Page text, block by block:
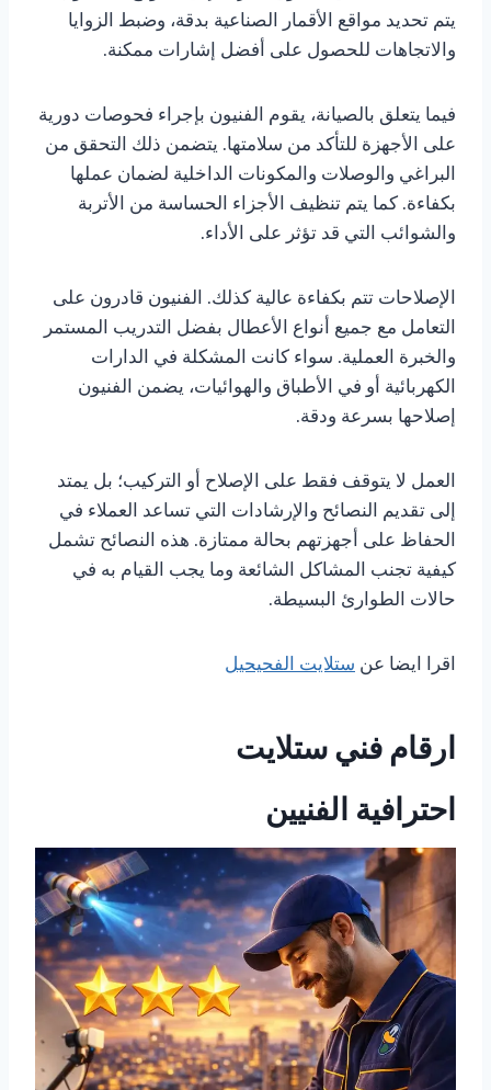
يتم تحديد مواقع الأقمار الصناعية بدقة، وضبط الزوايا
والاتجاهات للحصول على أفضل إشارات ممكنة.
فيما يتعلق بالصيانة، يقوم الفنيون بإجراء فحوصات دورية
على الأجهزة للتأكد من سلامتها. يتضمن ذلك التحقق من
البراغي والوصلات والمكونات الداخلية لضمان عملها
بكفاءة. كما يتم تنظيف الأجزاء الحساسة من الأتربة
والشوائب التي قد تؤثر على الأداء.
الإصلاحات تتم بكفاءة عالية كذلك. الفنيون قادرون على
التعامل مع جميع أنواع الأعطال بفضل التدريب المستمر
والخبرة العملية. سواء كانت المشكلة في الدارات
الكهربائية أو في الأطباق والهوائيات، يضمن الفنيون
إصلاحها بسرعة ودقة.
العمل لا يتوقف فقط على الإصلاح أو التركيب؛ بل يمتد
إلى تقديم النصائح والإرشادات التي تساعد العملاء في
الحفاظ على أجهزتهم بحالة ممتازة. هذه النصائح تشمل
كيفية تجنب المشاكل الشائعة وما يجب القيام به في
حالات الطوارئ البسيطة.
اقرا ايضا عنستلايت الفحيحيل
ارقام فني ستلايت
احترافية الفنيين